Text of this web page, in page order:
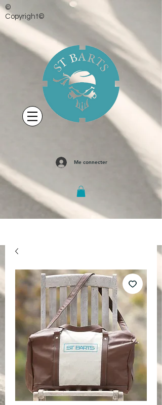
©
Copyright©
Me connecter